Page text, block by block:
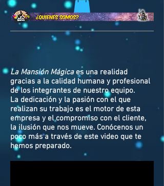
La Mansión Mágica es una realidad
gracias a la calidad humana y profesional
de los integrantes de nuestro equipo.
La dedicación y la pasión con el que
realizan su trabajo es el motor de esta
empresa y el compromiso con el cliente,
la ilusión que nos mueve. Conócenos un
poco más a través de este video que te
hemos preparado.